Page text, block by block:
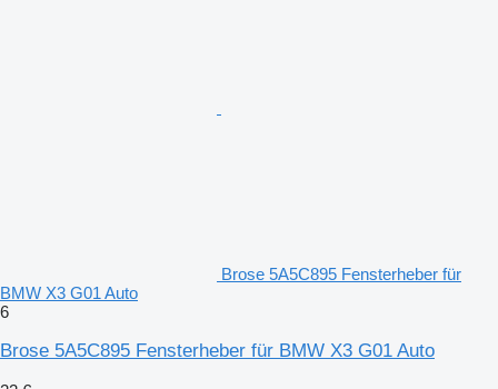
Brose 5A5C895 Fensterheber für
BMW X3 G01 Auto
6
Brose 5A5C895 Fensterheber für BMW X3 G01 Auto